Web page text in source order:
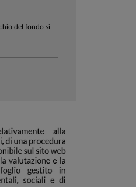
del fondo si